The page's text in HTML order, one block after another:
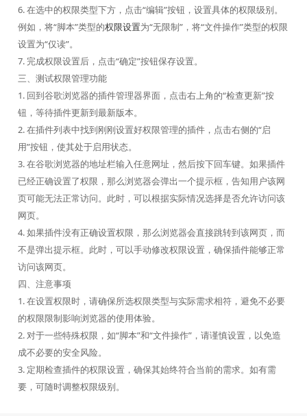
6. 在选中的权限类型下方，点击“编辑”按钮，设置具体的权限级别。
例如，将“脚本”类型的权限设置为“无限制”，将“文件操作”类型的权限
设置为“仅读”。
7. 完成权限设置后，点击“确定”按钮保存设置。
三、测试权限管理功能
1. 回到谷歌浏览器的插件管理器界面，点击右上角的“检查更新”按
钮，等待插件更新到最新版本。
2. 在插件列表中找到刚刚设置好权限管理的插件，点击右侧的“启
用”按钮，使其处于启用状态。
3. 在谷歌浏览器的地址栏输入任意网址，然后按下回车键。如果插件
已经正确设置了权限，那么浏览器会弹出一个提示框，告知用户该网
页可能无法正常访问。此时，可以根据实际情况选择是否允许访问该
网页。
4. 如果插件没有正确设置权限，那么浏览器会直接跳转到该网页，而
不是弹出提示框。此时，可以手动修改权限设置，确保插件能够正常
访问该网页。
四、注意事项
1. 在设置权限时，请确保所选权限类型与实际需求相符，避免不必要
的权限限制影响浏览器的使用体验。
2. 对于一些特殊权限，如“脚本”和“文件操作”，请谨慎设置，以免造
成不必要的安全风险。
3. 定期检查插件的权限设置，确保其始终符合当前的需求。如有需
要，可随时调整权限级别。